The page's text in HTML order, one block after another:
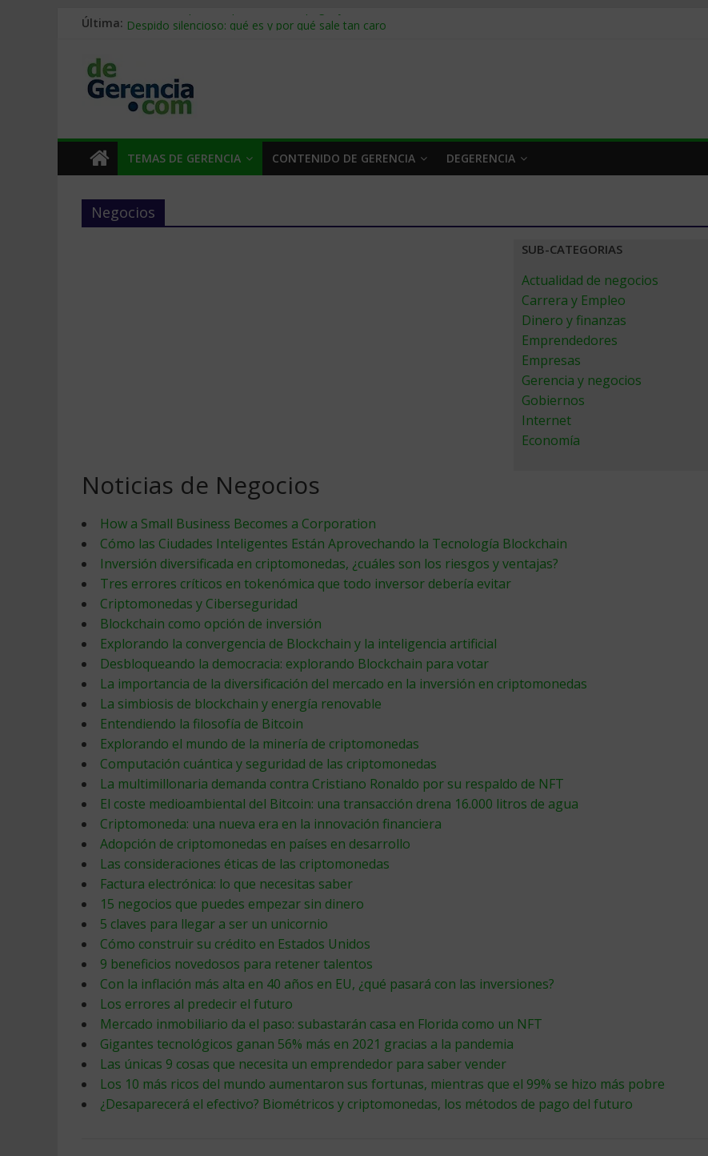
Última: Stablecoins para empresas: cómo pagar y cobrar en 2026
Trabajo forzoso en la cadena de suministro: qué hacer
Mercado hispano de EE. UU.: cómo segmentarlo y venderle
TEMAS DE GERENCIA CONTENIDO DE GERENCIA DEGERENCIA
Negocios
SUB-CATEGORIAS
Actualidad de negocios
Carrera y Empleo
Dinero y finanzas
Emprendedores
Empresas
Gerencia y negocios
Gobiernos
Internet
Economía
Noticias de Negocios
How a Small Business Becomes a Corporation
Cómo las Ciudades Inteligentes Están Aprovechando la Tecnología Blockchain
Inversión diversificada en criptomonedas, ¿cuáles son los riesgos y ventajas?
Tres errores críticos en tokenómica que todo inversor debería evitar
Criptomonedas y Ciberseguridad
Blockchain como opción de inversión
Explorando la convergencia de Blockchain y la inteligencia artificial
Desbloqueando la democracia: explorando Blockchain para votar
La importancia de la diversificación del mercado en la inversión en criptomonedas
La simbiosis de blockchain y energía renovable
Entendiendo la filosofía de Bitcoin
Explorando el mundo de la minería de criptomonedas
Computación cuántica y seguridad de las criptomonedas
La multimillonaria demanda contra Cristiano Ronaldo por su respaldo de NFT
El coste medioambiental del Bitcoin: una transacción drena 16.000 litros de agua
Criptomoneda: una nueva era en la innovación financiera
Adopción de criptomonedas en países en desarrollo
Las consideraciones éticas de las criptomonedas
Factura electrónica: lo que necesitas saber
15 negocios que puedes empezar sin dinero
5 claves para llegar a ser un unicornio
Cómo construir su crédito en Estados Unidos
9 beneficios novedosos para retener talentos
Con la inflación más alta en 40 años en EU, ¿qué pasará con las inversiones?
Los errores al predecir el futuro
Mercado inmobiliario da el paso: subastarán casa en Florida como un NFT
Gigantes tecnológicos ganan 56% más en 2021 gracias a la pandemia
Las únicas 9 cosas que necesita un emprendedor para saber vender
Los 10 más ricos del mundo aumentaron sus fortunas, mientras que el 99% se hizo más pobre
¿Desaparecerá el efectivo? Biométricos y criptomonedas, los métodos de pago del futuro